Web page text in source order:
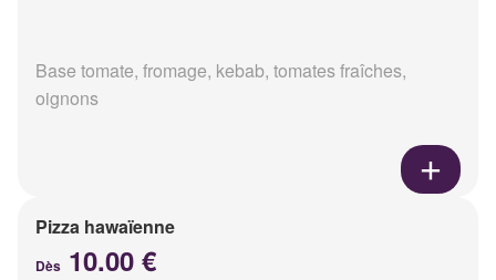
Base tomate, fromage, kebab, tomates fraîches,
oignons
Pizza hawaïenne
Dès 10.00 €